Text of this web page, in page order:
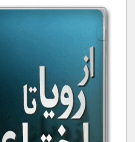
سازه/ معماری/ مهندسی
سرگرمی
شناخت کودکان
علم و فناوری
فرهنگ / هنر
کیهان / نجوم
گردشگری